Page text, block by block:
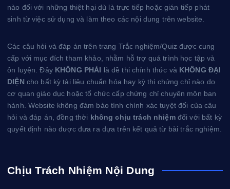
nào đối với những thiệt hại dù là trực tiếp hoặc gián tiếp phát
sinh từ việc sử dụng và làm theo các nội dung trên website.
Các câu hỏi và đáp án trên trang Trắc nghiệm/Quiz được cung
cấp với mục đích tham khảo, nhằm hỗ trợ quá trình học tập và
ôn luyện. Đây KHÔNG PHẢI là đề thi chính thức và KHÔNG ĐẠI
DIỆN cho bất kỳ tài liệu chuẩn hóa hay kỳ thi chứng chỉ nào do
cơ quan giáo dục hoặc tổ chức cấp chứng chỉ chuyên môn ban
hành. Website không đảm bảo tính chính xác tuyệt đối của câu
hỏi và đáp án, đồng thời không chịu trách nhiệmđối với bất kỳ
quyết định nào được đưa ra dựa trên kết quả từ bài trắc nghiệm.
Chịu Trách Nhiệm Nội Dung